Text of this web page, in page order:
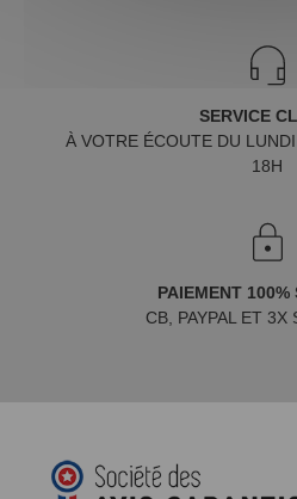
SERVICE
À VOTRE ÉCOUTE DU
18H
PAIEMENT 100%
CB, PAYPAL ET 3X